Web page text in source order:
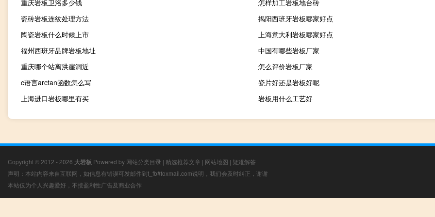
重庆岩板卫浴多少钱
怎样加工岩板地台砖
瓷砖岩板连纹处理方法
揭阳西班牙岩板哪家好点
陶瓷岩板什么时候上市
上海意大利岩板哪家好点
福州西班牙品牌岩板地址
中国有哪些岩板厂家
重庆哪个站离洪崖洞近
怎么评价岩板厂家
c语言arctan函数怎么写
瓷片好还是岩板好呢
上海进口岩板哪里有买
岩板用什么工艺好
Copyright © 2012 - 2026 大岩板 Powered by 网站分类目录 | 精选推荐文章 | 网站地图 | 疑难解答
声明：本站内容来自互联网，如信息有错误可发邮件到f_fb#foxmail.com说明，我们会及时纠正，谢谢
本站仅为个人兴趣爱好，不接盈利性广告及商业合作